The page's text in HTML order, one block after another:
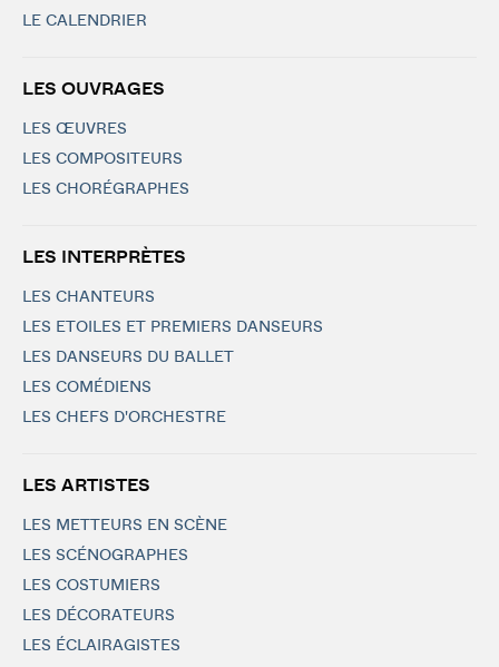
LE CALENDRIER
LES OUVRAGES
LES ŒUVRES
LES COMPOSITEURS
LES CHORÉGRAPHES
LES INTERPRÈTES
LES CHANTEURS
LES ETOILES ET PREMIERS DANSEURS
LES DANSEURS DU BALLET
LES COMÉDIENS
LES CHEFS D'ORCHESTRE
LES ARTISTES
LES METTEURS EN SCÈNE
LES SCÉNOGRAPHES
LES COSTUMIERS
LES DÉCORATEURS
LES ÉCLAIRAGISTES